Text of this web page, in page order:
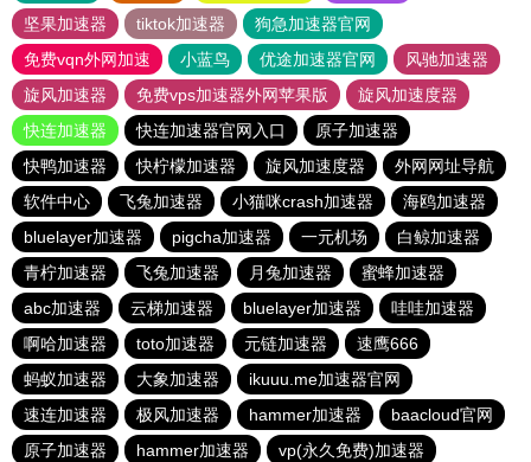
坚果加速器
tiktok加速器
狗急加速器官网
免费vqn外网加速
小蓝鸟 优途加速器官网
风驰加速器
旋风加速器
免费vps加速器外网苹果版
旋风加速度器
快连加速器
快连加速器官网入口
原子加速器
快鸭加速器
快柠檬加速器 旋风加速度器
外网网址导航
软件中心
飞兔加速器 小猫咪crash加速器
海鸥加速器
bluelayer加速器
pigcha加速器 一元机场
白鲸加速器
青柠加速器
飞兔加速器 月兔加速器
蜜蜂加速器
abc加速器
云梯加速器 bluelayer加速器
哇哇加速器
啊哈加速器
toto加速器 元链加速器
速鹰666
蚂蚁加速器
大象加速器
ikuuu.me加速器官网
速连加速器
极风加速器 hammer加速器
baacloud官网
原子加速器
hammer加速器 vp(永久免费)加速器